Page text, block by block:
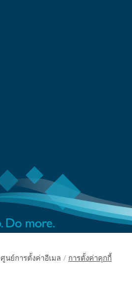
ศูนย์การตั้งค่าอีเมล / การตั้งค่าคุกกี้